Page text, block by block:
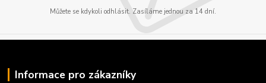
Můžete se kdykoli odhlásit. Zasíláme jednou za 14 dní.
Informace pro zákazníky